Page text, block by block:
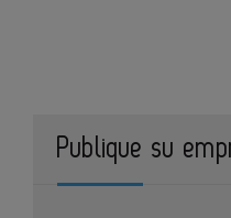
Publique su